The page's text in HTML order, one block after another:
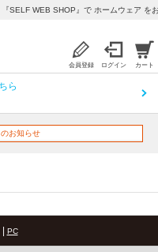
SELF WEB SHOP』で ホームウェア を
会員登録 ログイン カート
ら
のお知らせ
| PC